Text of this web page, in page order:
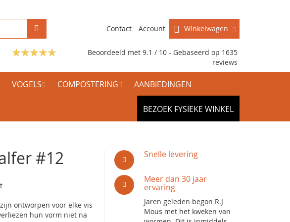
Winkelwagen
Contact Account
Beoordeeld met 9.1 / 10 - Gebaseerd op 1635
reviews
VOGELS COMPOSTERING AANBIEDINGEN
BEZOEK FYSIEKE WINKEL
#12
ontworpen voor elke vis
hun vorm niet na
Snelle levering
Meer dan 30 jaar
ervaring
Jaren geleden begon R.J
Mous met het kweken van